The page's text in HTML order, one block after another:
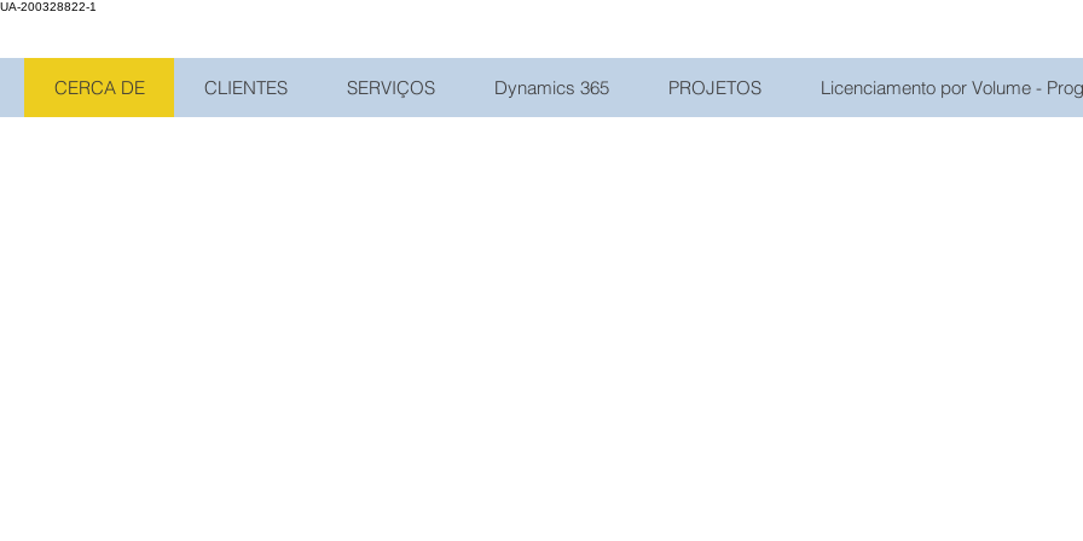
UA-200328822-1
CERCA DE CLIENTES SERVIÇOS Dynamics 365 PROJETOS Licenciamento por Volume -